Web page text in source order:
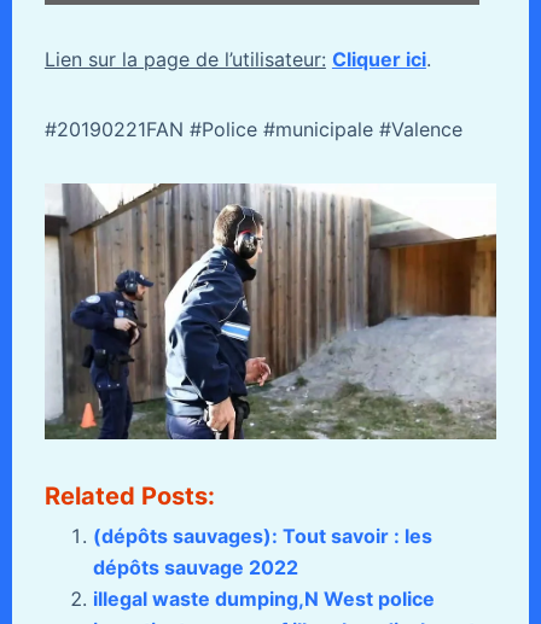
Lien sur la page de l’utilisateur: Cliquer ici.
#20190221FAN #Police #municipale #Valence
Related Posts:
(dépôts sauvages): Tout savoir : les
dépôts sauvage 2022
illegal waste dumping,N West police